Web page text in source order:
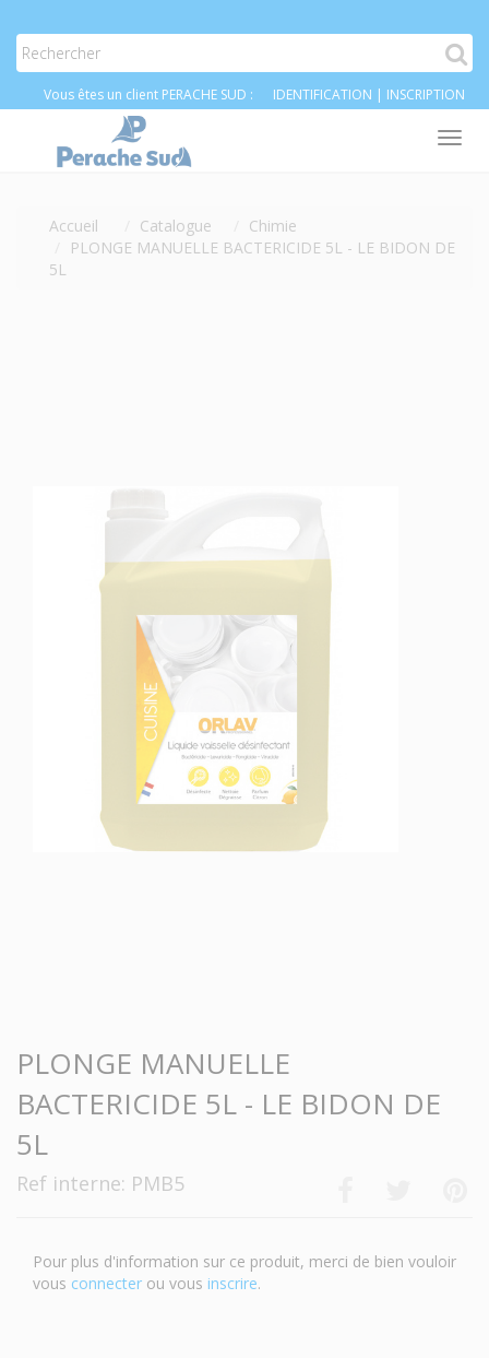
Vous êtes un client PERACHE SUD : IDENTIFICATION | INSCRIPTION
Accueil Catalogue
Chimie
PLONGE MANUELLE BACTERICIDE 5L - LE BIDON DE
5L
PLONGE MANUELLE
BACTERICIDE 5L - LE BIDON DE
5L
Ref interne: PMB5
Pour plus d'information sur ce produit, merci de bien vouloir
vous connecter ou vous inscrire.